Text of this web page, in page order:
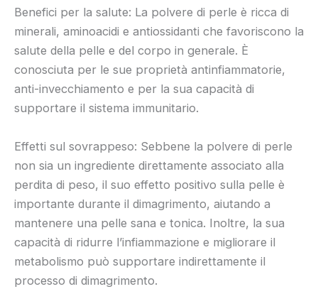
Benefici per la salute: La polvere di perle è ricca di
minerali, aminoacidi e antiossidanti che favoriscono la
salute della pelle e del corpo in generale. È
conosciuta per le sue proprietà antinfiammatorie,
anti-invecchiamento e per la sua capacità di
supportare il sistema immunitario.
Effetti sul sovrappeso: Sebbene la polvere di perle
non sia un ingrediente direttamente associato alla
perdita di peso, il suo effetto positivo sulla pelle è
importante durante il dimagrimento, aiutando a
mantenere una pelle sana e tonica. Inoltre, la sua
capacità di ridurre l’infiammazione e migliorare il
metabolismo può supportare indirettamente il
processo di dimagrimento.